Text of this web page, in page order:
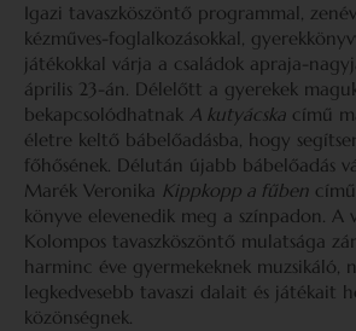
Igazi tavaszköszöntő programmal,
kézműves-foglalkozásokkal,
játékokkal várja a családok apraja-
április 23-án. Délelőtt a gyerekek
bekapcsolódhatnak A kutyácska című
életre keltő bábelőadásba, hogy
főhősének. Délután újabb bábelőadás
Marék Veronika Kippkopp a fűben
könyve elevenedik meg a színpadon.
Kolompos tavaszköszöntő mulatsága
harminc éve gyermekeknek muzsikáló,
legkedvesebb tavaszi dalait és játékait
közönségnek.